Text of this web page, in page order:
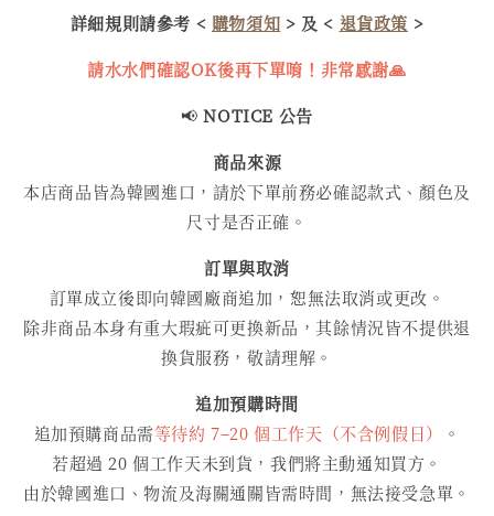
詳細規則請參考 < 購物須知 > 及 < 退貨政策 >
請水水們確認OK後再下單唷！非常感謝🙏
📢NOTICE 公告
商品來源
本店商品皆為韓國進口，請於下單前務必確認款式、顏色及
尺寸是否正確。
訂單與取消
訂單成立後即向韓國廠商追加，恕無法取消或更改。
除非商品本身有重大瑕疵可更換新品，其餘情況皆不提供退
換貨服務，敬請理解。
追加預購時間
追加預購商品需等待約 7–20 個工作天（不含例假日）
。
若超過 20 個工作天未到貨，我們將主動通知買方。
由於韓國進口、物流及海關通關皆需時間，無法接受急單。